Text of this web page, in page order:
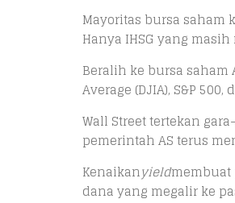
Mayoritas bursa saham
Hanya IHSG yang
Beralih ke bursa
Average (DJIA), S&P
Wall Street tertekan
pemerintah AS terus
Kenaikanyieldmembuat
dana yang megalir ke